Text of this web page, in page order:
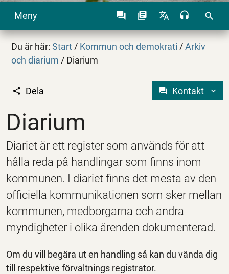
Meny search
Du är här:Start / Kommun och demokrati / Arkiv
och diarium / Diarium
Diarium
Dela Kontakt
Diarium
Diariet är ett register som används för att
hålla reda på handlingar som finns inom
kommunen. I diariet finns det mesta av den
officiella kommunikationen som sker mellan
kommunen, medborgarna och andra
myndigheter i olika ärenden dokumenterad.
Om du vill begära ut en handling så kan du vända dig
till respektive förvaltnings registrator.